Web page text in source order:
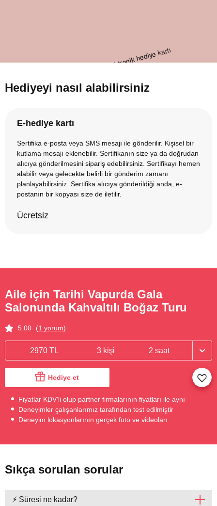
Hediyeyi nasıl alabilirsiniz
E-hediye kartı
Sertifika e-posta veya SMS mesajı ile gönderilir. Kişisel bir
kutlama mesajı eklenebilir. Sertifikanın size ya da doğrudan
alıcıya gönderilmesini sipariş edebilirsiniz. Sertifikayı hemen
alabilir veya gelecekte belirli bir gönderim zamanı
planlayabilirsiniz. Sertifika alıcıya gönderildiği anda, e-
postanın bir kopyası size de iletilir.
Ücretsiz
Aile için Tarihi Vapurda Gala
Salonunda Kahvaltılı Boğaz Turu
5.00 (1 yorum)
2970 TL 3 kişi 2 saat
Hediye et
Fiyatlar KDV'li olup partner firmalarının fiyatları ile aynı
Deneyimler çalışanlarımız tarafından test edilmiştir
Deneyim lokasyonlarının gerçek foto ve videoları
Sıkça sorulan sorular
⚡ Süresi ne kadar?